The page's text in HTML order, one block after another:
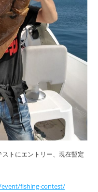
トにエントリー、現在暫定
fishing-contest/